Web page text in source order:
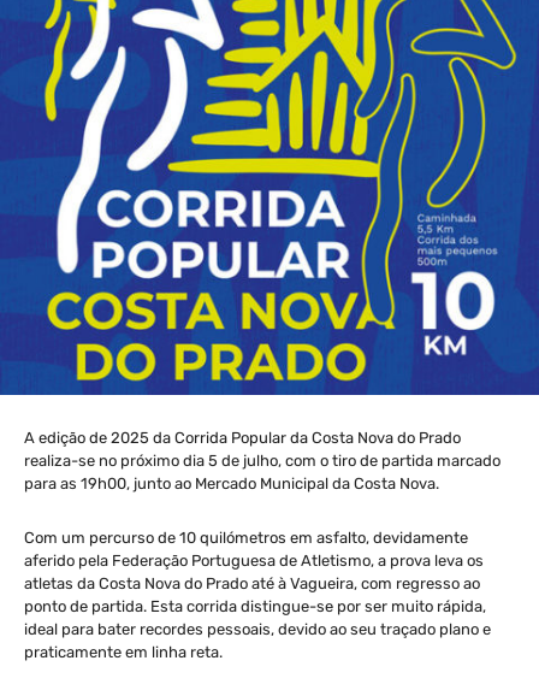
A edição de 2025 da Corrida Popular da Costa Nova do Prado
realiza-se no próximo dia 5 de julho, com o tiro de partida marcado
para as 19h00, junto ao Mercado Municipal da Costa Nova.
Com um percurso de 10 quilómetros em asfalto, devidamente
aferido pela Federação Portuguesa de Atletismo, a prova leva os
atletas da Costa Nova do Prado até à Vagueira, com regresso ao
ponto de partida. Esta corrida distingue-se por ser muito rápida,
ideal para bater recordes pessoais, devido ao seu traçado plano e
praticamente em linha reta.